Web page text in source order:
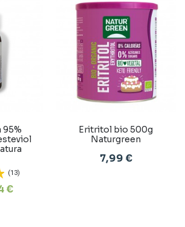
95%
(13)
€
Eritritol bio 500g
Naturgreen
7,99 €